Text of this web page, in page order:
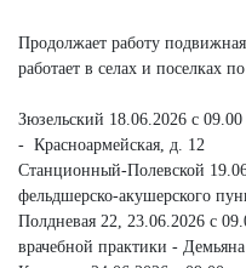
Продолжает работу
работает в селах и поселках
Зюзельский 18.06.2026 с
- Красноармейская, д. 12
Станционный-Полевской
фельдшерско-акушерского
Полдневая 22, 23.06.2026 с
врачебной практики -